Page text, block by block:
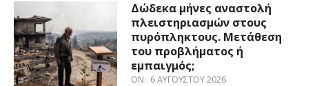
Δώδεκα μήνες αναστολή
πλειστηριασμών στους
πυρόπληκτους. Μετάθεση
του προβλήματος ή
εμπαιγμός;
ON: 6 ΑΥΓΟΎΣΤΟΥ 2026